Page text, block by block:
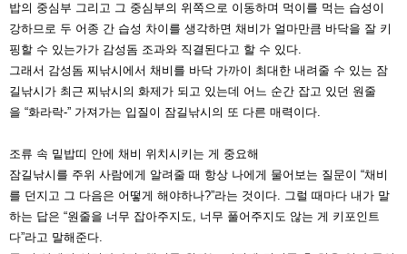
밥의 중심부 그리고 그 중심부의 위쪽으로 이 동하며 먹이를 먹는 습성이
강하므로 두 어종 간 습성 차이를 생각하면 채 비가 얼마만큼 바닥을 잘 키
핑할 수 있는가가 감성돔 조과와 직결된다고 할 수 있다.
그래서 감성돔 찌낚시에서 채비를 바닥 가까이 최대한 내려줄 수 있는 잠
길낚시가 최근 찌낚시의 화제가 되고 있는데 어느 순간 잡고 있던 원줄
을 “화라락-” 가져가는 입질이 잠길낚시 의 또 다른 매력이다.
조류 속 밑밥띠 안에 채비 위치시 키는 게 중요해
잠길낚시를 주위 사람에게 알려줄 때 항상 나에게 물어보는 질문이 “채비
를 던지고 그 다음은 어떻게 해야하나?”라는 것이다. 그럴 때마다 내가 말
하는 답은 “원줄을 너무 잡아주지도, 너무 풀어주지도 않는 게 키포인트
다”라고 말해준다.